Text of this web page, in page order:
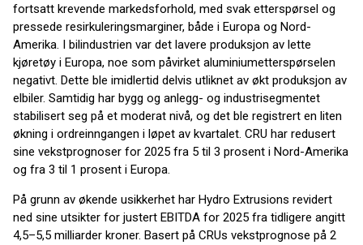
fortsatt krevende markedsforhold, med svak etterspørsel og
pressede resirkuleringsmarginer, både i Europa og Nord-
Amerika. I bilindustrien var det lavere produksjon av lette
kjøretøy i Europa, noe som påvirket aluminiumetterspørselen
negativt. Dette ble imidlertid delvis utliknet av økt produksjon av
elbiler. Samtidig har bygg og anlegg- og industrisegmentet
stabilisert seg på et moderat nivå, og det ble registrert en liten
økning i ordreinngangen i løpet av kvartalet. CRU har redusert
sine vekstprognoser for 2025 fra 5 til 3 prosent i Nord-Amerika
og fra 3 til 1 prosent i Europa.
På grunn av økende usikkerhet har Hydro Extrusions revidert
ned sine utsikter for justert EBITDA for 2025 fra tidligere angitt
4,5–5,5 milliarder kroner. Basert på CRUs vekstprognose på 2